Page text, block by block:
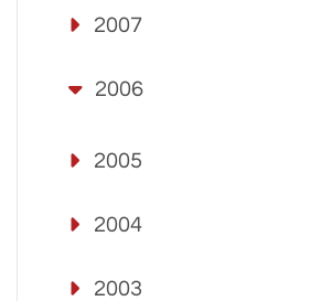
2007
2006
2005
2004
2003